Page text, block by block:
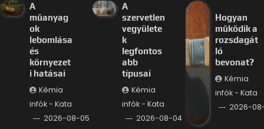
A
műanyag
ok
lebomlása
és
környezet
i hatásai
Kémia
infók - Kata
2026-08-05
A
szervetlen
vegyülete
k
legfontos
abb
típusai
Kémia
infók - Kata
2026-08-04
Hogyan
működik a
rozsdagát
ló
bevonat?
Kémia
infók - Kata
2026-